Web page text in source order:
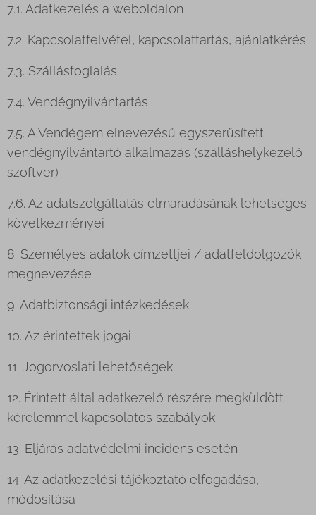
7.1. Adatkezelés a weboldalon
7.2. Kapcsolatfelvétel, kapcsolattartás, ajánlatkérés
7.3. Szállásfoglalás
7.4. Vendégnyilvántartás
7.5. A Vendégem elnevezésű egyszerűsített
vendégnyilvántartó alkalmazás (szálláshelykezelő
szoftver)
7.6. Az adatszolgáltatás elmaradásának lehetséges
következményei
8. Személyes adatok címzettjei / adatfeldolgozók
megnevezése
9. Adatbiztonsági intézkedések
10. Az érintettek jogai
11. Jogorvoslati lehetőségek
12. Érintett által adatkezelő részére megküldött
kérelemmel kapcsolatos szabályok
13. Eljárás adatvédelmi incidens esetén
14. Az adatkezelési tájékoztató elfogadása,
módosítása